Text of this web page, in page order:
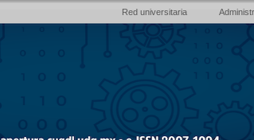
Red universitaria